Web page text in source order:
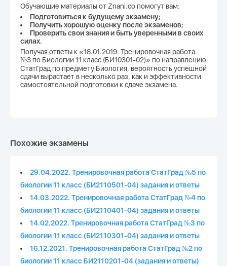
Обучающие материалы от Znani.co помогут вам:
Подготовиться к будущему экзамену;
Получить хорошую оценку после экзаменов;
Проверить свои знания и быть уверенными в своих
силах.
Получая ответы к «18.01.2019. Тренировочная работа
№3 по Биологии 11 класс (БИ10301-02)» по направлению
СтатГрад по предмету Биология, вероятность успешной
сдачи вырастает в несколько раз, как и эффективности
самостоятельной подготовки к сдаче экзамена.
Похожие экзамены
29.04.2022. Тренировочная работа СтатГрад №5 по
биологии 11 класс (БИ2110501-04) задания и ответы
14.03.2022. Тренировочная работа СтатГрад №4 по
биологии 11 класс (БИ2110401-04) задания и ответы
14.02.2022. Тренировочная работа СтатГрад №3 по
биологии 11 класс (БИ2110301-04) задания и ответы
16.12.2021. Тренировочная работа СтатГрад №2 по
биологии 11 класс БИ2110201-04 (задания и ответы)